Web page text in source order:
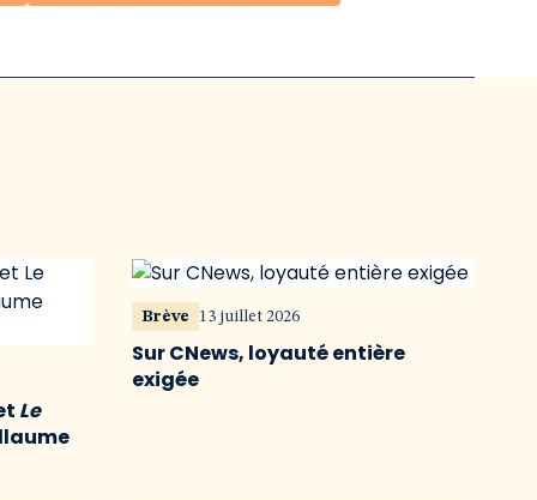
Le
Brève 13 juillet 2026
Sur CNews, loyauté entière
exigée